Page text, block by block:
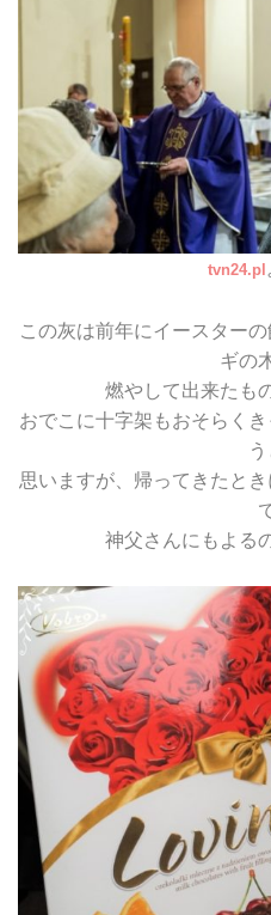
tvn24.pl
この灰は前年にイースター
ギの
燃やして出来たも
おでこに十字架もおそらく
う
思いますが、帰ってきたと
神父さんにもよる